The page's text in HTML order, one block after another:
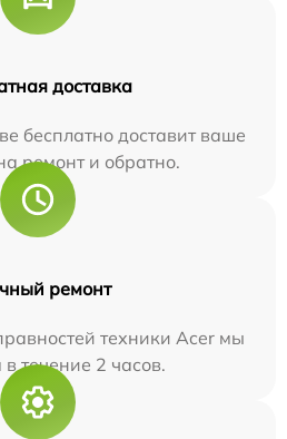
доставка
бесплатно доставит ваше
ремонт и обратно.
ремонт
техники Acer мы
течение 2 часов.